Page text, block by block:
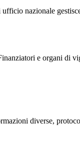
nazionale
e organi di
diverse,